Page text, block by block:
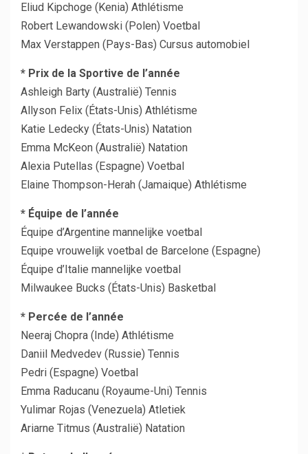
Eliud Kipchoge (Kenia) Athlétisme
Robert Lewandowski (Polen) Voetbal
Max Verstappen (Pays-Bas) Cursus automobiel
* Prix de la Sportive de l’année
Ashleigh Barty (Australië) Tennis
Allyson Felix (États-Unis) Athlétisme
Katie Ledecky (États-Unis) Natation
Emma McKeon (Australië) Natation
Alexia Putellas (Espagne) Voetbal
Elaine Thompson-Herah (Jamaique) Athlétisme
* Équipe de l’année
Équipe d’Argentine mannelijke voetbal
Equipe vrouwelijk voetbal de Barcelone (Espagne)
Équipe d’Italie mannelijke voetbal
Milwaukee Bucks (États-Unis) Basketbal
* Percée de l’année
Neeraj Chopra (Inde) Athlétisme
Daniil Medvedev (Russie) Tennis
Pedri (Espagne) Voetbal
Emma Raducanu (Royaume-Uni) Tennis
Yulimar Rojas (Venezuela) Atletiek
Ariarne Titmus (Australië) Natation